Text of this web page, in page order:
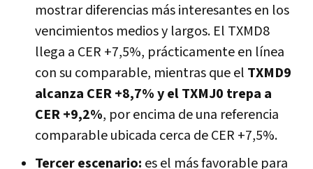
mostrar diferencias más interesantes en los
vencimientos medios y largos. El TXMD8
llega a CER +7,5%, prácticamente en línea
con su comparable, mientras que el TXMD9
alcanza CER +8,7% y el TXMJ0 trepa a
CER +9,2%, por encima de una referencia
comparable ubicada cerca de CER +7,5%.
Tercer escenario: es el más favorable para